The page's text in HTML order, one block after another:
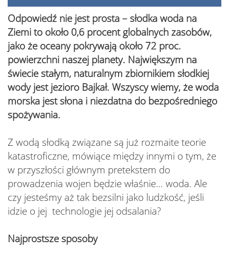
Odpowiedź nie jest prosta – słodka woda na
Ziemi to około 0,6 procent globalnych zasobów,
jako że oceany pokrywają około 72 proc.
powierzchni naszej planety. Największym na
świecie stałym, naturalnym zbiornikiem słodkiej
wody jest jezioro Bajkał. Wszyscy wiemy, że woda
morska jest słona i niezdatna do bezpośredniego
spożywania.
Z wodą słodką związane są już rozmaite teorie
katastroficzne, mówiące między innymi o tym, że
w przyszłości głównym pretekstem do
prowadzenia wojen będzie właśnie… woda. Ale
czy jesteśmy aż tak bezsilni jako ludzkość, jeśli
idzie o jej technologie jej odsalania?
Najprostsze sposoby